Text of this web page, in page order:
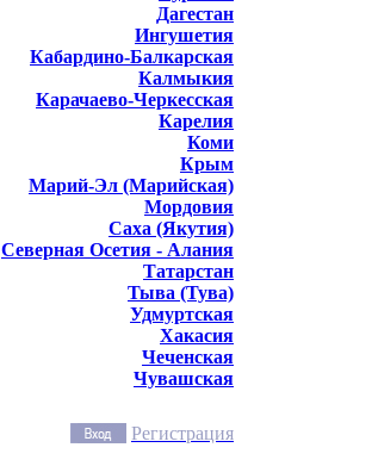
Дагестан
Ингушетия
Кабардино-Балкарская
Калмыкия
Карачаево-Черкесская
Карелия
Коми
Крым
Марий-Эл (Марийская)
Мордовия
Саха (Якутия)
Северная Осетия - Алания
Татарстан
Тыва (Тува)
Удмуртская
Хакасия
Чеченская
Чувашская
Регистрация